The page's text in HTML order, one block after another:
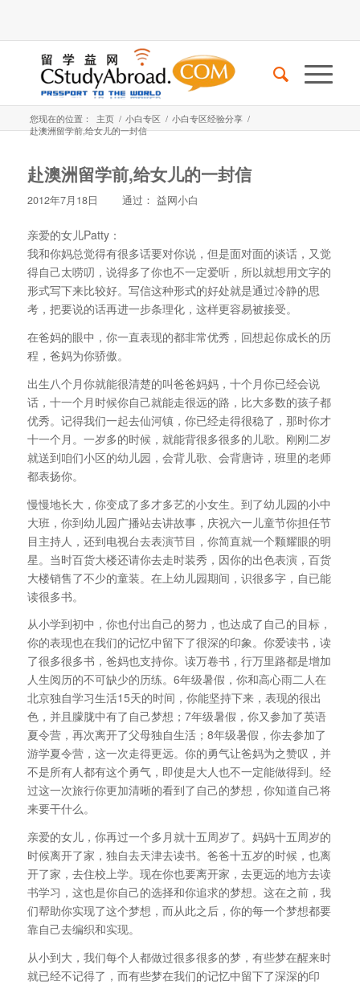
您现在的位置： 主页 / 小白专区 / 小白专区经验分享 /
赴澳洲留学前,给女儿的一封信
赴澳洲留学前,给女儿的一封信
2012年7月18日 通过： 益网小白
亲爱的女儿Patty：
我和你妈总觉得有很多话要对你说，但是面对面的谈话，又觉
得自己太唠叨，说得多了你也不一定爱听，所以就想用文字的
形式写下来比较好。写信这种形式的好处就是通过冷静的思
考，把要说的话再进一步条理化，这样更容易被接受。
在爸妈的眼中，你一直表现的都非常优秀，回想起你成长的历
程，爸妈为你骄傲。
出生八个月你就能很清楚的叫爸爸妈妈，十个月你已经会说
话，十一个月时候你自己就能走很远的路，比大多数的孩子都
优秀。记得我们一起去仙河镇，你已经走得很稳了，那时你才
十一个月。一岁多的时候，就能背很多很多的儿歌。刚刚二岁
就送到咱们小区的幼儿园，会背儿歌、会背唐诗，班里的老师
都表扬你。
慢慢地长大，你变成了多才多艺的小女生。到了幼儿园的小中
大班，你到幼儿园广播站去讲故事，庆祝六一儿童节你担任节
目主持人，还到电视台去表演节目，你简直就一个颗耀眼的明
星。当时百货大楼还请你去走时装秀，因你的出色表演，百货
大楼销售了不少的童装。在上幼儿园期间，识很多字，自已能
读很多书。
从小学到初中，你也付出自己的努力，也达成了自己的目标，
你的表现也在我们的记忆中留下了很深的印象。你爱读书，读
了很多很多书，爸妈也支持你。读万卷书，行万里路都是增加
人生阅历的不可缺少的历练。6年级暑假，你和高心雨二人在
北京独自学习生活15天的时间，你能坚持下来，表现的很出
色，并且朦胧中有了自己梦想；7年级暑假，你又参加了英语
夏令营，再次离开了父母独自生活；8年级暑假，你去参加了
游学夏令营，这一次走得更远。你的勇气让爸妈为之赞叹，并
不是所有人都有这个勇气，即使是大人也不一定能做得到。经
过这一次旅行你更加清晰的看到了自己的梦想，你知道自己将
来要干什么。
亲爱的女儿，你再过一个多月就十五周岁了。妈妈十五周岁的
时候离开了家，独自去天津去读书。爸爸十五岁的时候，也离
开了家，去住校上学。现在你也要离开家，去更远的地方去读
书学习，这也是你自己的选择和你追求的梦想。这在之前，我
们帮助你实现了这个梦想，而从此之后，你的每一个梦想都要
靠自己去编织和实现。
从小到大，我们每个人都做过很多很多的梦，有些梦在醒来时
就已经不记得了，而有些梦在我们的记忆中留下了深深的印